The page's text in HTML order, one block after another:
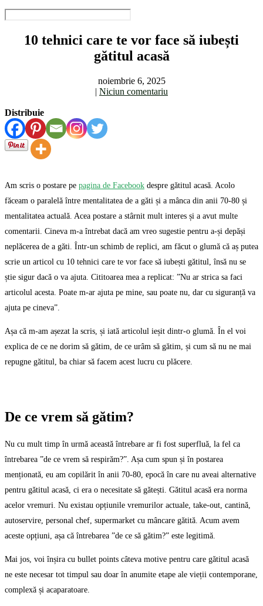
10 tehnici care te vor face să iubești
gătitul acasă
noiembrie 6, 2025
| Niciun comentariu
Distribuie
Am scris o postare pe pagina de Facebook despre gătitul acasă. Acolo
făceam o paralelă între mentalitatea de a găti și a mânca din anii 70-80 și
mentalitatea actuală. Acea postare a stârnit mult interes și a avut multe
comentarii. Cineva m-a întrebat dacă am vreo sugestie pentru a-și depăși
neplăcerea de a găti. Într-un schimb de replici, am făcut o glumă că aș putea
scrie un articol cu 10 tehnici care te vor face să iubești gătitul, însă nu se
știe sigur dacă o va ajuta. Cititoarea mea a replicat: ”Nu ar strica sa faci
articolul acesta. Poate m-ar ajuta pe mine, sau poate nu, dar cu siguranță va
ajuta pe cineva”.
Așa că m-am așezat la scris, și iată articolul ieșit dintr-o glumă. În el voi
explica de ce ne dorim să gătim, de ce urâm să gătim, și cum să nu ne mai
repugne gătitul, ba chiar să facem acest lucru cu plăcere.
De ce vrem să gătim?
Nu cu mult timp în urmă această întrebare ar fi fost superfluă, la fel ca
întrebarea ”de ce vrem să respirăm?”. Așa cum spun și în postarea
menționată, eu am copilărit în anii 70-80, epocă în care nu aveai alternative
pentru gătitul acasă, ci era o necesitate să gătești. Gătitul acasă era norma
acelor vremuri. Nu existau opțiunile vremurilor actuale, take-out, cantină,
autoservire, personal chef, supermarket cu mâncare gătită. Acum avem
aceste opțiuni, așa că întrebarea ”de ce să gătim?” este legitimă.
Mai jos, voi înșira cu bullet points câteva motive pentru care gătitul acasă
ne este necesar tot timpul sau doar în anumite etape ale vieții contemporane,
complexă și acaparatoare.